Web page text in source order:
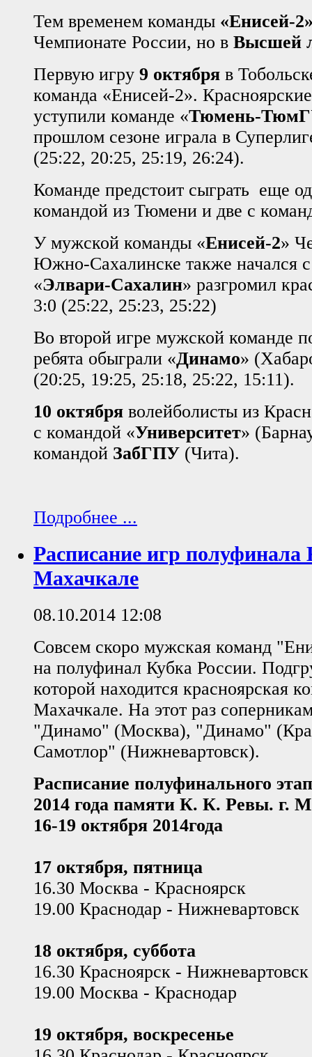
Тем временем команды «Енисей-
Чемпионате России, но в Высшей
Первую игру 9 октября в
команда «Енисей-2».
уступили команде «Тюмень-
прошлом сезоне играла в
(25:22, 20:25, 25:19, 26:24).
Команде предстоит сыграть еще
командой из Тюмени и две с
У мужской команды «Енисей-2»
Южно-Сахалинске также начался
«Элвари-Сахалин» разгромил
3:0 (25:22, 25:23, 25:22)
Во второй игре мужской команде
ребята обыграли «Динамо»
(20:25, 19:25, 25:18, 25:22, 15:11).
10 октября волейболисты из
с командой «Университет»
командой ЗабГПУ (Чита).
Подробнее ...
Расписание игр полуфинала
Махачкале
08.10.2014 12:08
Совсем скоро мужская команд
на полуфинал Кубка России.
которой находится красноярская
Махачкале. На этот раз
"Динамо" (Москва), "Динамо"
Самотлор" (Нижневартовск).
Расписание полуфинального
2014 года памяти К. К. Ревы. г.
16-19 октября 2014года
17 октября, пятница
16.30 Москва - Красноярск
19.00 Краснодар - Нижневартовск
18 октября, суббота
16.30 Красноярск - Нижневартовск
19.00 Москва - Краснодар
19 октября, воскресенье